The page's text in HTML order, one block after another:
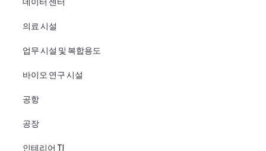
의료 시설
업무 시설 및 복합용도
바이오 연구 시설
공항
공장
인테리어 TI